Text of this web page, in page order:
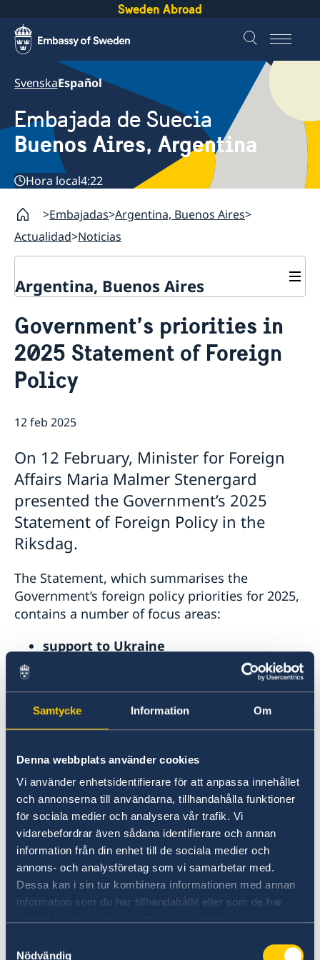
Samtycke Information Om
Denna webbplats använder cookies
Vi använder enhetsidentifierare för att anpassa innehållet
och annonserna till användarna, tillhandahålla funktioner
för sociala medier och analysera vår trafik. Vi
vidarebefordrar även sådana identifierare och annan
information från din enhet till de sociala medier och
annons- och analysföretag som vi samarbetar med.
Dessa kan i sin tur kombinera informationen med annan
information som du har tillhandahållit eller som de har
Nödvändig
Sweden Abroad
SvenskaEspañol
Embajada de Suecia
Buenos Aires, Argentina
Hora local4:22
Embajadas Argentina, Buenos Aires
Actualidad Noticias
Argentina, Buenos Aires
Sobre la Embajada
Actualidad
Government’s priorities in
2025 Statement of Foreign
Policy
12 feb 2025
On 12 February, Minister for Foreign
Affairs Maria Malmer Stenergard
presented the Government’s 2025
Statement of Foreign Policy in the
Riksdag.
The Statement, which summarises the
Government’s foreign policy priorities for 2025,
contains a number of focus areas:
support to Ukraine
empowerment
presented in a difficult security era. We –
Sweden, the EU and NATO – are in the midst of
a long-term confrontation with Russia. Russia
will continue to pose a serious threat to the
security of Europe, regardless of the outcome
of the war in Ukraine. Our task is inescapable:
we will constrain Russia’s capability to do us
harm, particularly through our support to
Ukraine,” says Ms Stenergard.